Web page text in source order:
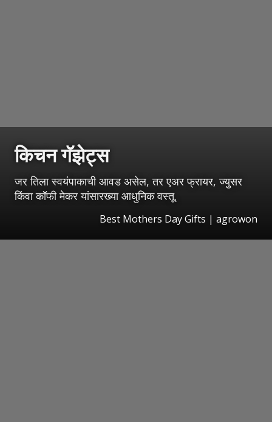
किचन गॅझेट्स
जर तिला स्वयंपाकाची आवड असेल, तर एअर फ्रायर, ज्युसर
किंवा कॉफी मेकर यांसारख्या आधुनिक वस्तू.
Best Mothers Day Gifts | agrowon